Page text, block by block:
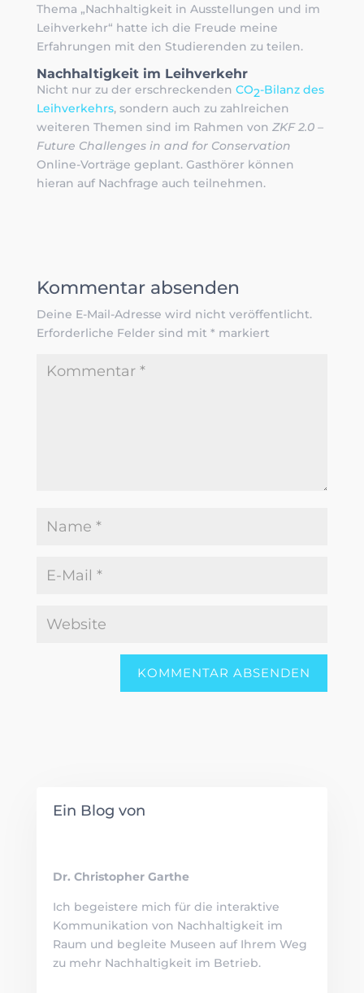
Thema „Nachhaltigkeit in Ausstellungen und im
Leihverkehr“ hatte ich die Freude meine
Erfahrungen mit den Studierenden zu teilen.
Nachhaltigkeit im Leihverkehr
Nicht nur zu der erschreckenden CO2-Bilanz des
Leihverkehrs, sondern auch zu zahlreichen
weiteren Themen sind im Rahmen von ZKF 2.0 –
Future Challenges in and for Conservation
Online-Vorträge geplant. Gasthörer können
hieran auf Nachfrage auch teilnehmen.
Kommentar absenden
Deine E-Mail-Adresse wird nicht veröffentlicht.
Erforderliche Felder sind mit * markiert
Ein Blog von
Dr. Christopher Garthe
Ich begeistere mich für die interaktive
Kommunikation von Nachhaltigkeit im
Raum und begleite Museen auf Ihrem Weg
zu mehr Nachhaltigkeit im Betrieb.